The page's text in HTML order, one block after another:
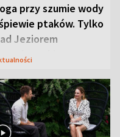
przy szumie wody
ptaków. Tylko
Jeziorem